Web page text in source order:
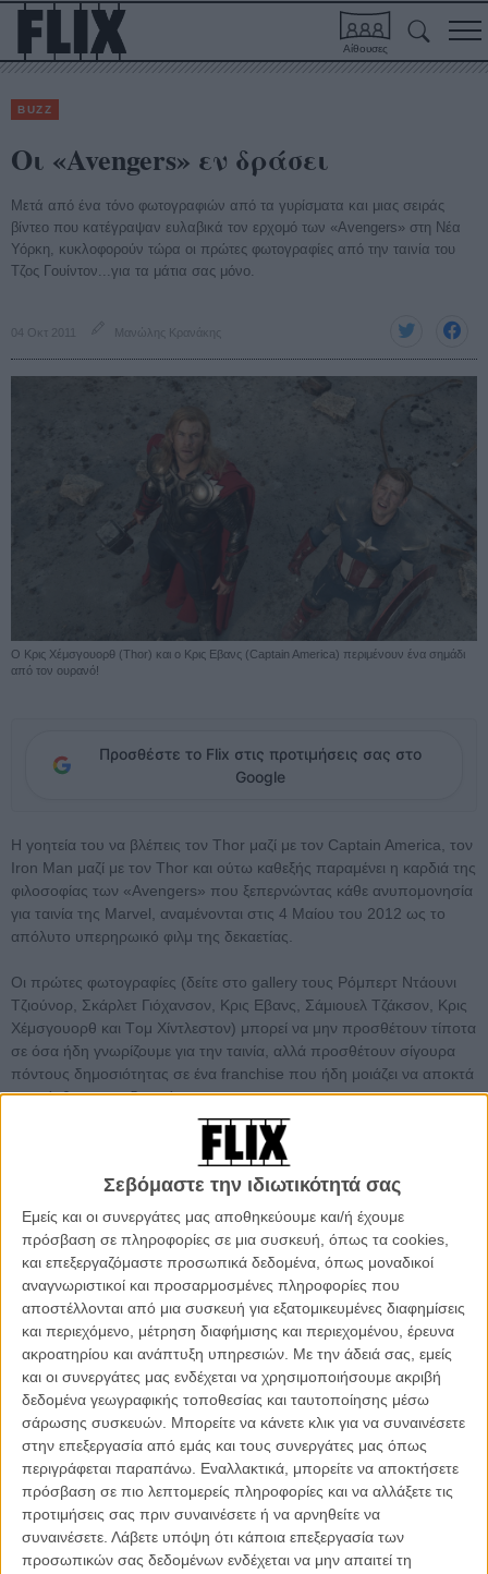
Σεβόμαστε την ιδιωτικότητά σας
Εμείς και οι συνεργάτες μας αποθηκεύουμε και/ή έχουμε
πρόσβαση σε πληροφορίες σε μια συσκευή, όπως τα cookies,
και επεξεργαζόμαστε προσωπικά δεδομένα, όπως μοναδικοί
αναγνωριστικοί και προσαρμοσμένες πληροφορίες που
αποστέλλονται από μια συσκευή για εξατομικευμένες διαφημίσεις
και περιεχόμενο, μέτρηση διαφήμισης και περιεχομένου, έρευνα
ακροατηρίου και ανάπτυξη υπηρεσιών. Με την άδειά σας, εμείς
και οι συνεργάτες μας ενδέχεται να χρησιμοποιήσουμε ακριβή
δεδομένα γεωγραφικής τοποθεσίας και ταυτοποίησης μέσω
σάρωσης συσκευών. Μπορείτε να κάνετε κλικ για να συναινέσετε
στην επεξεργασία από εμάς και τους συνεργάτες μας όπως
περιγράφεται παραπάνω. Εναλλακτικά, μπορείτε να αποκτήσετε
πρόσβαση σε πιο λεπτομερείς πληροφορίες και να αλλάξετε τις
προτιμήσεις σας πριν συναινέσετε ή να αρνηθείτε να
συναινέσετε. Λάβετε υπόψη ότι κάποια επεξεργασία των
προσωπικών σας δεδομένων ενδέχεται να μην απαιτεί τη
Αίθουσες
BUZZ
Οι «Avengers» εν δράσει
Μετά από ένα τόνο φωτογραφιών από τα γυρίσματα και μιας σειράς
βίντεο που κατέγραψαν ευλαβικά τον ερχομό των «Avengers» στη Νέα
Υόρκη, κυκλοφορούν τώρα οι πρώτες φωτογραφίες από την ταινία του
Τζος Γουίντον...για τα μάτια σας μόνο.
04 Οκτ 2011 Μανώλης Κρανάκης
Ο Κρις Χέμσγουορθ (Thor) και ο Κρις Εβανς (Captain America) περιμένουν ένα σημάδι
από τον ουρανό!
Προσθέστε το Flix στις προτιμήσεις σας στο
Google
Η γοητεία του να βλέπεις τον Thor μαζί με τον Captain America, τον
Iron Man μαζί με τον Thor και ούτω καθεξής παραμένει η καρδιά της
φιλοσοφίας των «Avengers» που ξεπερνώντας κάθε ανυπομονησία
για ταινία της Marvel, αναμένονται στις 4 Μαίου του 2012 ως το
απόλυτο υπερηρωικό φιλμ της δεκαετίας.
Οι πρώτες φωτογραφίες (δείτε στο gallery τους Ρόμπερτ Ντάουνι
Τζιούνορ, Σκάρλετ Γιόχανσον, Κρις Εβανς, Σάμιουελ Τζάκσον, Κρις
Χέμσγουορθ και Tομ Χίντλεστον) μπορεί να μην προσθέτουν τίποτα
σε όσα ήδη γνωρίζουμε για την ταινία, αλλά προσθέτουν σίγουρα
πόντους δημοσιότητας σε ένα franchise που ήδη μοιάζει να αποκτά
υπεράνθρωπες...διαστάσεις.
Και επειδή η επανάληψη είναι μήτηρ κάθε μαθήσεως ακολουθεί η
επίσημη σύνοψη των «Avengers»:
«Ακολουθώντας τις επικές κινηματογραφικές περιπέτειες που
ξεκίνησαν με τον "Iron Man", τον "Aπίθανο Hulk", τον "Ιron Man 2"
"Πρώτο Εκδικητή: Captain America"
, οι "Avengers" είναι η
απόλυτη ομάδα σούπερ ηρώων. Οταν ένας αναπάντεχος εχθρός
απειλεί την ασφάλεια του πλανήτη, ο Νικ Φιούρι, διευθυντής της
διεθνής οργάνωσης για την ειρήνη στον κόσμο, πιο γνωστή ως
S.H.I.E.L.D. αναγκάζεται να ενώσει την ομάδα των "Avengers" για
να σώσει τον πλανήτη από την καταστροφή».
Διαβάστε περισσότερα για τους "Avengers" εδώ
Διαβάστε για τα μελλοντικά σχέδια της Marvel, μετά τους
«Avengers» εδώ
Δείτε εδώ μια μικρού μήκους ταινία που προετοιμάζει τον ερχομό